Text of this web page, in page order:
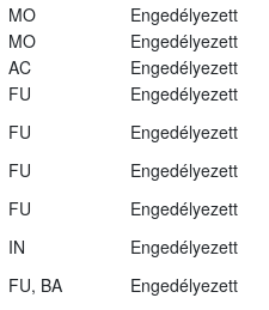
MO
Engedélyezett
MO
Engedélyezett
AC
Engedélyezett
FU
Engedélyezett
FU
Engedélyezett
FU
Engedélyezett
FU
Engedélyezett
IN
Engedélyezett
FU, BA
Engedélyezett